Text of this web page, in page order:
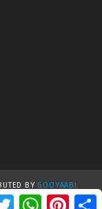
T
W
P
BY GOOYAABI